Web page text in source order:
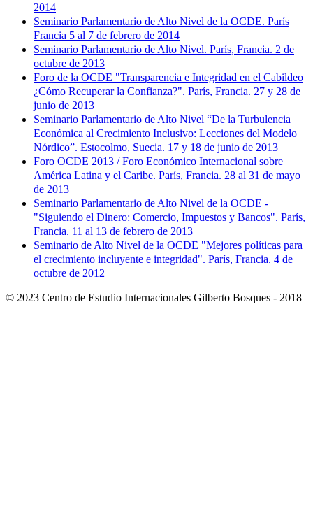
2014
Seminario Parlamentario de Alto Nivel de la OCDE. París
Francia 5 al 7 de febrero de 2014
Seminario Parlamentario de Alto Nivel. París, Francia. 2 de
octubre de 2013
Foro de la OCDE "Transparencia e Integridad en el Cabildeo
¿Cómo Recuperar la Confianza?". París, Francia. 27 y 28 de
junio de 2013
Seminario Parlamentario de Alto Nivel “De la Turbulencia
Económica al Crecimiento Inclusivo: Lecciones del Modelo
Nórdico”. Estocolmo, Suecia. 17 y 18 de junio de 2013
Foro OCDE 2013 / Foro Económico Internacional sobre
América Latina y el Caribe. París, Francia. 28 al 31 de mayo
de 2013
Seminario Parlamentario de Alto Nivel de la OCDE -
"Siguiendo el Dinero: Comercio, Impuestos y Bancos". París,
Francia. 11 al 13 de febrero de 2013
Seminario de Alto Nivel de la OCDE "Mejores políticas para
el crecimiento incluyente e integridad". París, Francia. 4 de
octubre de 2012
© 2023 Centro de Estudio Internacionales Gilberto Bosques - 2018